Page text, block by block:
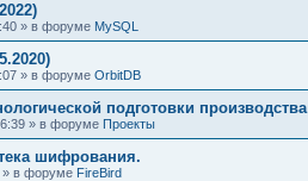
» в форуме MySQL
» в форуме OrbitDB
подготовки производства
» в форуме Проекты
шифрования.
» в форуме FireBird